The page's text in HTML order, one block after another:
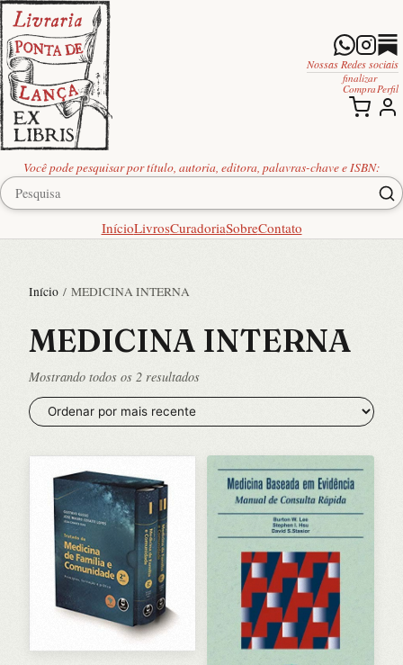
Você pode pesquisar por título, autoria, editora, palavras-chave e ISBN:
InícioLivrosCuradoriaSobreContato
Nossas Redes sociais
finalizar
Compra Perfil
Início / MEDICINA INTERNA
MEDICINA INTERNA
Mostrando todos os 2 resultadosClassificado
por
recente